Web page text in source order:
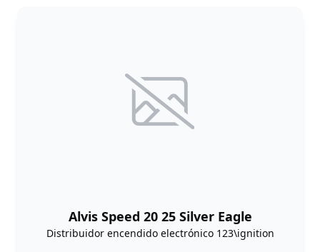
Alvis Speed 20 25 Silver Eagle
Distribuidor encendido electrónico 123\ignition